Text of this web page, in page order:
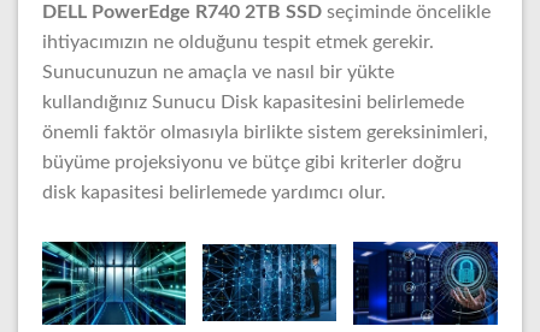
DELL PowerEdge R740 2TB SSD seçiminde öncelikle
ihtiyacımızın ne olduğunu tespit etmek gerekir.
Sunucunuzun ne amaçla ve nasıl bir yükte
kullandığınız Sunucu Disk kapasitesini belirlemede
önemli faktör olmasıyla birlikte sistem gereksinimleri,
büyüme projeksiyonu ve bütçe gibi kriterler doğru
disk kapasitesi belirlemede yardımcı olur.